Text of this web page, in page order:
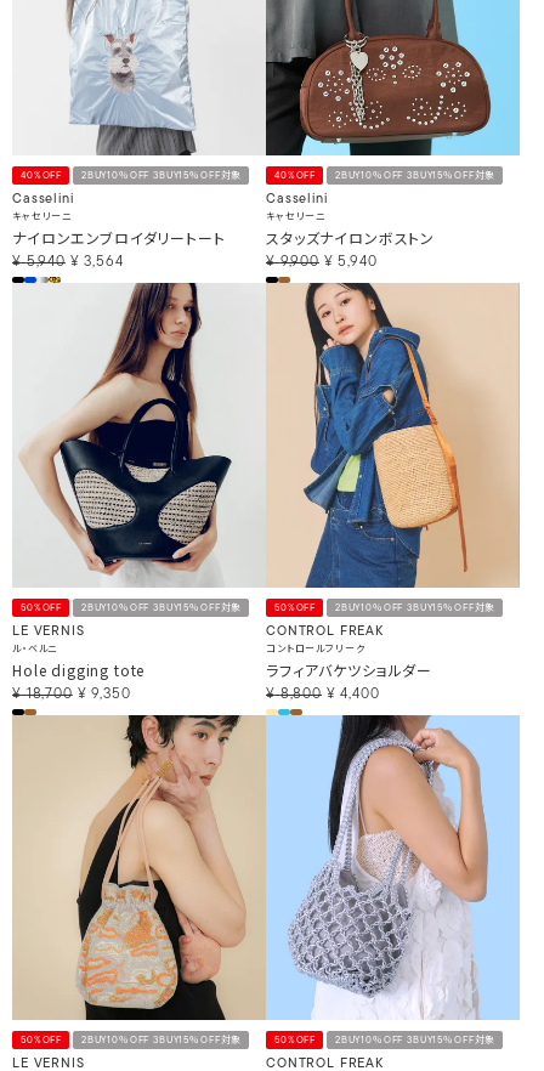
40%OFF 2BUY10％OFF 3BUY15％OFF対象
Casselini
キャセリーニ
ナイロンエンブロイダリートート
¥ 5,940 ¥ 3,564
40%OFF 2BUY10％OFF 3BUY15％OFF対象
Casselini
キャセリーニ
スタッズナイロンボストン
¥ 9,900 ¥ 5,940
50%OFF 2BUY10％OFF 3BUY15％OFF対象
LE VERNIS
ル・ベルニ
Hole digging tote
¥ 18,700 ¥ 9,350
50%OFF 2BUY10％OFF 3BUY15％OFF対象
CONTROL FREAK
コントロールフリーク
ラフィアバケツショルダー
¥ 8,800 ¥ 4,400
50%OFF 2BUY10％OFF 3BUY15％OFF対象
LE VERNIS
50%OFF 2BUY10％OFF 3BUY15％OFF対象
CONTROL FREAK